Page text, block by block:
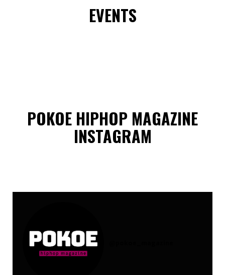
EVENTS
POKOE HIPHOP MAGAZINE
INSTAGRAM